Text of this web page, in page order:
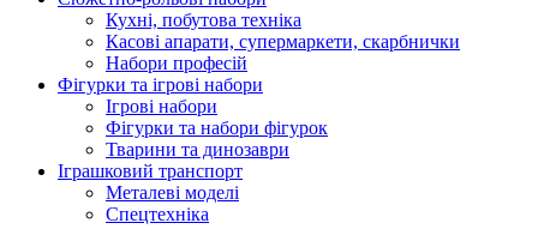
Кухні, побутова техніка
Касові апарати, супермаркети, скарбнички
Набори професій
Фігурки та ігрові набори
Ігрові набори
Фігурки та набори фігурок
Тварини та динозаври
Іграшковий транспорт
Металеві моделі
Спецтехніка